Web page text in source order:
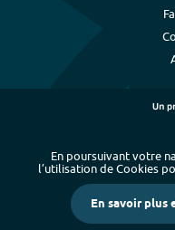
Plan du site
Mentions légales et données
En poursuivant votre
l’utilisation de Cookies
En savoir plus